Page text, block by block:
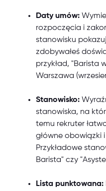
Daty umów:
rozpoczęcia i
stanowisku
zdobywałeś
przykład, "Barista
Warszawa
Stanowisko:
stanowiska, na
temu rekruter
główne obowiązki
Przykładowe
Barista" czy
Lista punktowana: